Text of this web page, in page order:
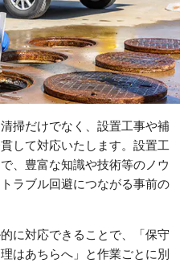
掃だけでなく、設置工事や補
して対応いたします。設置工
、豊富な知識や技術等のノウ
ラブル回避につながる事前の
に対応できることで、「保守
はあちらへ」と作業ごとに別